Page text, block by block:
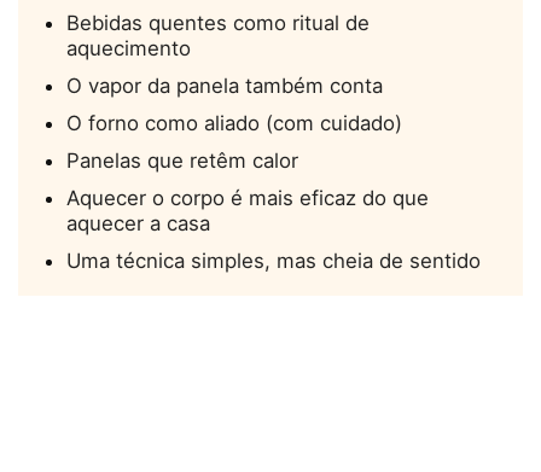
Bebidas quentes como ritual de
aquecimento
O vapor da panela também conta
O forno como aliado (com cuidado)
Panelas que retêm calor
Aquecer o corpo é mais eficaz do que
aquecer a casa
Uma técnica simples, mas cheia de sentido